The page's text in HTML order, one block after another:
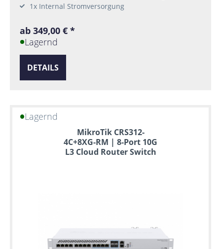
1x Internal Stromversorgung
ab 349,00 € *
Lagernd
DETAILS
Lagernd
MikroTik CRS312-
4C+8XG-RM | 8-Port 10G
L3 Cloud Router Switch